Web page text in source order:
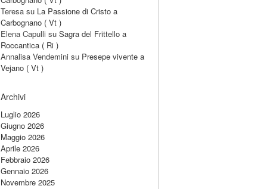
Teresa su La Passione di Cristo a
Carbognano ( Vt )
Elena Capulli suSagra del Frittello a
Roccantica ( Ri )
Annalisa Vendemini su Presepe vivente a
Vejano ( Vt )
Archivi
Luglio 2026
Giugno 2026
Maggio 2026
Aprile 2026
Febbraio 2026
Gennaio 2026
Novembre 2025